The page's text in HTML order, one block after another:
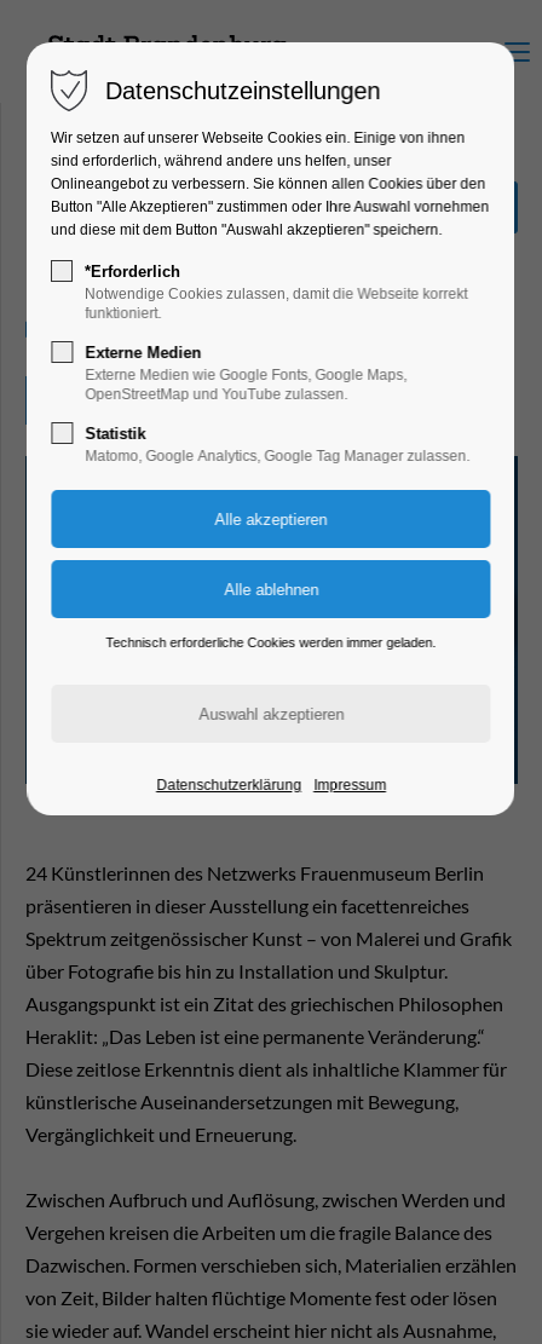
Menu
Man steigt nicht zweimal in
denselben Fluss
Ausstellung, Kunst
Eintritt frei
24 Künstlerinnen des Netzwerks Frauenmuseum Berlin
präsentieren in dieser Ausstellung ein facettenreiches
Spektrum zeitgenössischer Kunst – von Malerei und Grafik
über Fotografie bis hin zu Installation und Skulptur.
Ausgangspunkt ist ein Zitat des griechischen Philosophen
Heraklit: „Das Leben ist eine permanente Veränderung.“
Diese zeitlose Erkenntnis dient als inhaltliche Klammer für
künstlerische Auseinandersetzungen mit Bewegung,
Vergänglichkeit und Erneuerung.
Zwischen Aufbruch und Auflösung, zwischen Werden und
Vergehen kreisen die Arbeiten um die fragile Balance des
Dazwischen. Formen verschieben sich, Materialien erzählen
von Zeit, Bilder halten flüchtige Momente fest oder lösen
sie wieder auf. Wandel erscheint hier nicht als Ausnahme,
Datenschutzeinstellungen
Wir setzen auf unserer Webseite Cookies ein. Einige von ihnen
sind erforderlich, während andere uns helfen, unser
Onlineangebot zu verbessern. Sie können allen Cookies über den
Button "Alle Akzeptieren" zustimmen oder Ihre Auswahl vornehmen
und diese mit dem Button "Auswahl akzeptieren" speichern.
*Erforderlich
Notwendige Cookies zulassen, damit die Webseite korrekt
funktioniert.
Externe Medien
Externe Medien wie Google Fonts, Google Maps,
OpenStreetMap und YouTube zulassen.
Statistik
Matomo, Google Analytics, Google Tag Manager zulassen.
Technisch erforderliche Cookies werden immer geladen.
Datenschutzerklärung Impressum